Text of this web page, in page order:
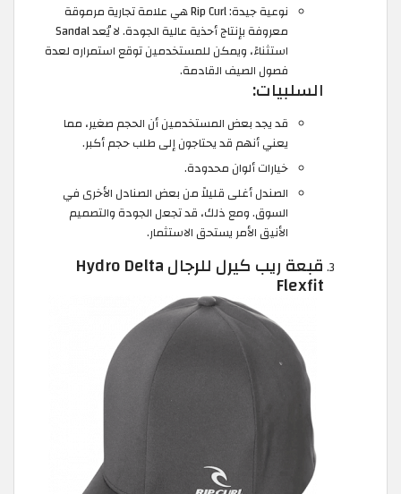
نوعية جيدة: Rip Curl هي علامة تجارية مرموقة
معروفة بإنتاج أحذية عالية الجودة. لا يُعد Sandal
استثناءً، ويمكن للمستخدمين توقع استمراره لعدة
فصول الصيف القادمة.
السلبيات:
قد يجد بعض المستخدمين أن الحجم صغير، مما
يعني أنهم قد يحتاجون إلى طلب حجم أكبر.
خيارات ألوان محدودة.
الصندل أغلى قليلاً من بعض الصنادل الأخرى في
السوق. ومع ذلك، قد تجعل الجودة والتصميم
الأنيق الأمر يستحق الاستثمار.
قبعة ريب كيرل للرجال Hydro Delta
Flexfit